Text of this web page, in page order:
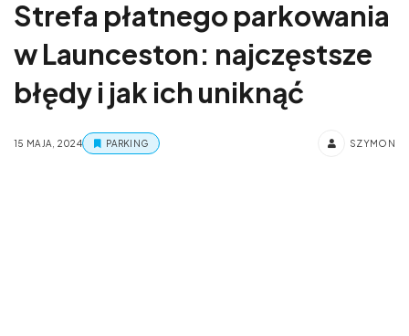
Strefa płatnego parkowania
w Launceston: najczęstsze
błędy i jak ich uniknąć
15 MAJA, 2024 PARKING SZYMON